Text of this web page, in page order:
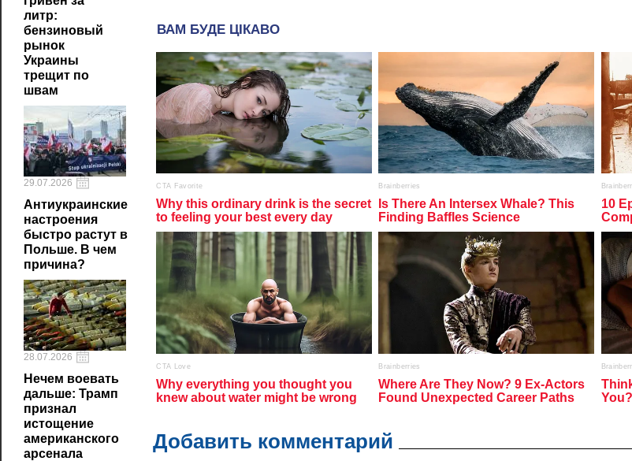
литр:
бензиновый
рынок
Украины
трещит по
швам
29.07.2026
Антиукраинские
настроения
быстро растут в
Польше. В чем
причина?
28.07.2026
Нечем воевать
дальше: Трамп
признал
истощение
американского
арсенала
Добавить комментарий